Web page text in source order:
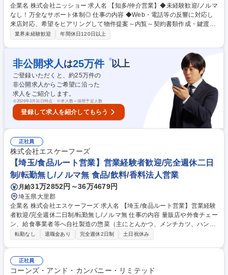
企業名 株式会社ニッショー 求人名 【知多/仲介営業】◆未経験歓迎/ノルマ
なし！万全なサポート体制◎ 仕事の内容 ◆Web・電話等の反響に対応し
来店対応、希望をヒアリングして物件提案～内覧～契約書類作成・鍵渡し
まで担当。管理業務は管理部門が担当。 専門知識は入社後に身につくため
店予約→希望条件だけでなく会話から生活像を掘り下げ提案。 内覧では周
辺環境等の情報も案内。入居決定後は契約書類を作成し鍵をお渡し。空き
時間はWeb掲載物件の更新。 入社後1～2カ月は支店長・先輩が研修。
（業務内容の変更の範囲）当社業務全般 募集職種 【知多/仲介営業】◆未
経験歓迎/ノルマなし！万全なサポート体制◎
業界未経験歓迎 年間休日120日以上
非公開求人 は25万件 ※以上
ご登録いただくと、約25万件の
非公開求人からご希望に沿った
求人をご紹介します。
※2026年3月31日時点 ※求人数＝採用予定人数
登録して求人を紹介してもらう
正社員
株式会社エスケーフーズ
【埼玉/食品ルート営業】営業経験者歓迎/完全週休二日
制/転勤無し/ノルマ無 食品/飲料/香料法人営業
月給31万2852円～36万4679円
埼玉県大里郡
企業名 株式会社エスケーフーズ 求人名 【埼玉/食品ルート営業】営業経験
者歓迎/完全週休二日制/転勤無し/ノルマ無 仕事の内容 量販店や外食チェー
ン、給食事業者等へ自社製造の惣菜（主にとんかつ、メンチカツ、ハンバ
ーグ等）をご提案するルート営業。既存のお客様を中心に、関東エリアを
ピックアップとご案内 ◆顧客ニーズもとに、商品企画や販促立案 ◆受注
時の社内製造部門との細やかな生産調整と確実な納期管理 ◆お客様の心に
転勤なし 退職金あり 完全週休2日制 土日祝休み
正社員
コーンズ・アンド・カンパニー・リミテッド